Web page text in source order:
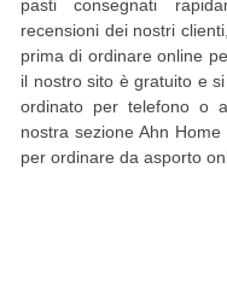
pasti consegnati
recensioni dei nostri
prima di ordinare online
il nostro sito è gratuito e
ordinato per telefono o
nostra sezione Ahn
per ordinare da asporto